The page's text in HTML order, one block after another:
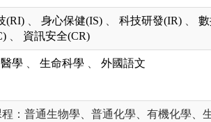
(RI) 身心保健(IS) 科技研發(IR)
資訊安全(CR)
醫學 生命科學 外國語文
：普通生物學、普通化學、有機化學、